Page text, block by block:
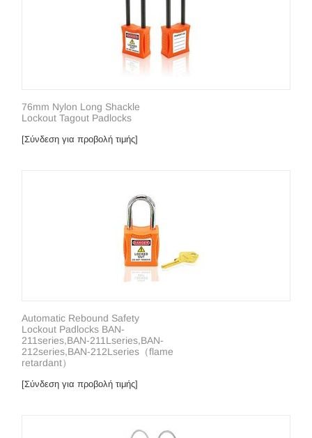
76mm Nylon Long Shackle
Lockout Tagout Padlocks
[Σύνδεση για προβολή τιμής]
Automatic Rebound Safety
Lockout Padlocks BAN-
211series,BAN-211Lseries,BAN-
212series,BAN-212Lseries（flame
retardant）
[Σύνδεση για προβολή τιμής]